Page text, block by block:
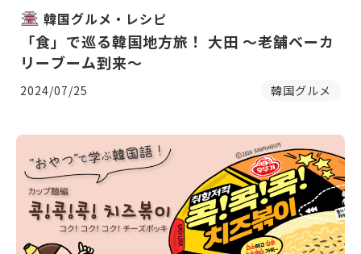
韓国グルメ・レシピ
「食」で巡る韓国地方旅！ 大田 〜老舗ベーカ
リーブーム到来〜
2024/07/25 韓国グルメ